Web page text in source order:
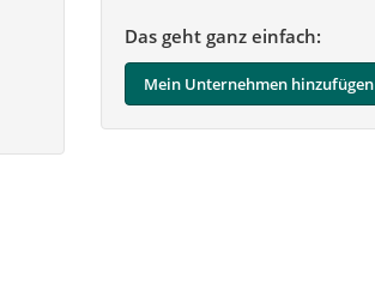
Das geht ganz einfach:
Mein Unternehmen hinzufügen